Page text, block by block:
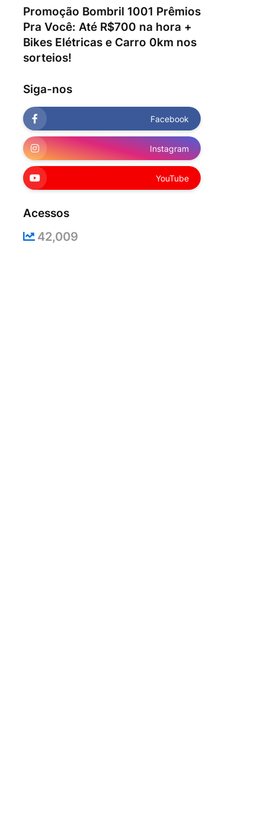
Promoção Bombril 1001 Prêmios
Pra Você: Até R$700 na hora +
Bikes Elétricas e Carro 0km nos
sorteios!
Siga-nos
Facebook
Instagram
YouTube
Acessos
42,009